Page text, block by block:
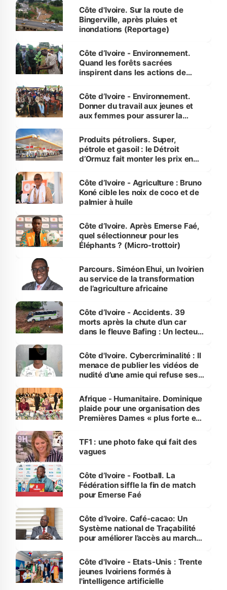
(Alassane Ouattara
Côte d'Ivoire. Sur la route de
Bingerville, après pluies et
inondations (Reportage)
Côte d’Ivoire - Environnement.
Quand les forêts sacrées
inspirent dans les actions de
Côte d’Ivoire - Environnement.
Donner du travail aux jeunes et
aux femmes pour assurer la
menacées
Produits pétroliers. Super,
pétrole et gasoil : le Détroit
d’Ormuz fait monter les prix en
Côte d’Ivoire - Agriculture : Bruno
Koné cible les noix de coco et de
palmier à huile
Côte d’Ivoire. Après Emerse Faé,
quel sélectionneur pour les
Éléphants ? (Micro-trottoir)
Parcours. Siméon Ehui, un Ivoirien
au service de la transformation
de l’agriculture africaine
Côte d’Ivoire - Accidents. 39
morts après la chute d’un car
dans le fleuve Bafing : Un lecteur
des Transports
Côte d'Ivoire. Cybercriminalité : Il
menace de publier les vidéos de
nudité d’une amie qui refuse ses
Afrique - Humanitaire. Dominique
plaide pour une organisation des
Premières Dames « plus forte et
sur la scène internationale »
TF1 : une photo fake qui fait des
vagues
Côte d’Ivoire - Football. La
Fédération siffle la fin de match
pour Emerse Faé
Côte d’Ivoire. Café-cacao: Un
Système national de Traçabilité
pour améliorer l’accès au marché
Côte d'Ivoire - Etats-Unis : Trente
jeunes Ivoiriens formés à
l'intelligence artificielle